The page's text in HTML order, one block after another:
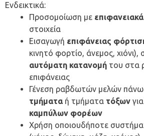
Ενδεικτικά:
Προσομοίωση με επιφανειακά
στοιχεία
Εισαγωγή επιφάνειας
κινητό φορτίο, άνεμος, χιόνι),
αυτόματη κατανομή του στα
επιφάνειας
Γένεση ραβδωτών μελών
τμήματαή τμήματα τόξων
καμπύλων φορέων
Xρήση οποιουδήποτε